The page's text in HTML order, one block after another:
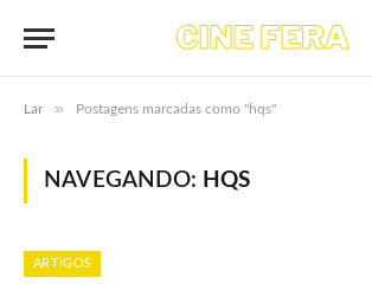
Lar » Postagens marcadas como "hqs"
NAVEGANDO: HQS
ARTIGOS